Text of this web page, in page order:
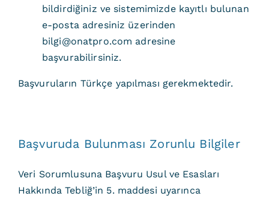
bildirdiğiniz ve sistemimizde kayıtlı bulunan
e-posta adresiniz üzerinden
bilgi@onatpro.com adresine
başvurabilirsiniz.
Başvuruların Türkçe yapılması gerekmektedir.
Başvuruda Bulunması Zorunlu Bilgiler
Veri Sorumlusuna Başvuru Usul ve Esasları
Hakkında Tebliğ’in 5. maddesi uyarınca